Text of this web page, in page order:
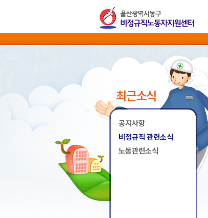
최근소식
공지사항
비정규직 관련소식
노동관련소식